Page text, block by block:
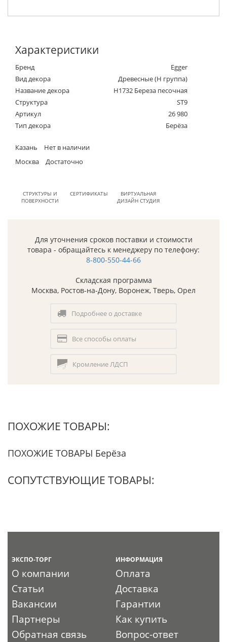
Характеристики
Бренд
Egger
Вид декора
Древесные (Н группа)
Название декора
H1732 Береза песочная
Структура
ST9
Артикул
26 980
Тип декора
Берёза
Казань
Нет в наличии
Москва
Достаточно
СТРУКТУРЫ И
ПОВЕРХНОСТИ
СЕРТИФИКАТЫ
ВИРТУАЛЬНАЯ
ДИЗАЙН СТУДИЯ
Для уточнения сроков поставки и стоимости
товара - обращайтесь к менеджеру по телефону:
8-800-550-44-66
Складская программа
Москва, Ростов-на-Дону, Воронеж, Тверь, Орел
Подробнее о доставке
Все способы оплаты
Кромление ЛДСП
ПОХОЖИЕ ТОВАРЫ:
ПОХОЖИЕ ТОВАРЫ Берёза
СОПУТСТВУЮЩИЕ ТОВАРЫ:
ЭКСПО-ТОРГ
О компании
Статьи
Вакансии
Партнеры
Обратная связь
ИНФОРМАЦИЯ
Оплата
Доставка
Гарантии
Как купить
Вопрос-ответ